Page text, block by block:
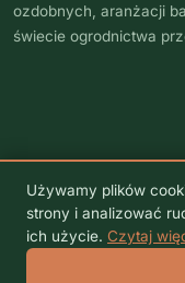
ozdobnych, aranżacji
świecie ogrodnictwa
© 2026
Używamy plików
strony i analizować
ich użycie. Czytaj